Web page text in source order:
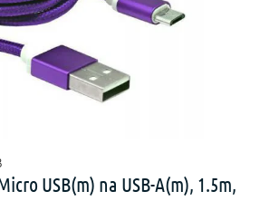
USB(m) na USB-A(m), 1.5m,